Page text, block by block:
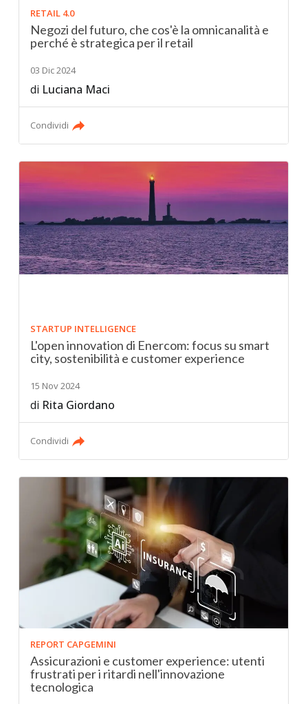
RETAIL 4.0
Negozi del futuro, che cos'è la omnicanalità e
perché è strategica per il retail
03 Dic 2024
di Luciana Maci
Condividi
STARTUP INTELLIGENCE
L'open innovation di Enercom: focus su smart
city, sostenibilità e customer experience
15 Nov 2024
di Rita Giordano
Condividi
REPORT CAPGEMINI
Assicurazioni e customer experience: utenti
frustrati per i ritardi nell'innovazione
tecnologica